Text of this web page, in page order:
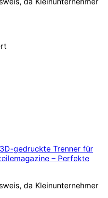
gedruckte Trenner für
– Perfekte
da Kleinunternehmer